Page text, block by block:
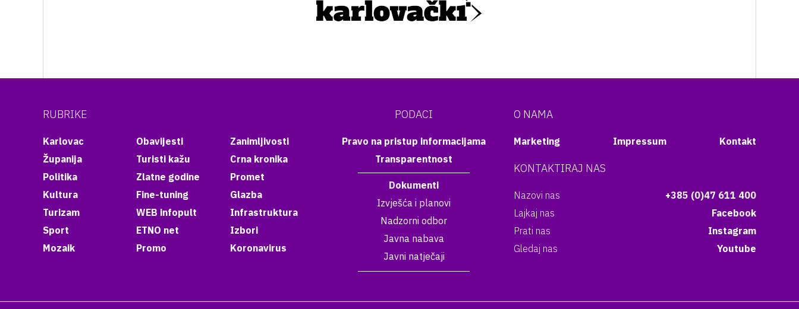
RUBRIKE
Karlovac
Županija
Politika
Kultura
Turizam
Sport
Mozaik
Obavijesti
Turisti kažu
Zlatne godine
Fine-tuning
WEB infopult
ETNO net
Promo
Zanimljivosti
Crna kronika
Promet
Glazba
Infrastruktura
Izbori
Koronavirus
PODACI
Pravo na pristup informacijama
Transparentnost
Dokumenti
Izvješća i planovi
Nadzorni odbor
Javna nabava
Javni natječaji
O NAMA
Marketing Impressum Kontakt
KONTAKTIRAJ NAS
Nazovi nas
+385 (0)47 611 400
Lajkaj nas
Facebook
Prati nas
Instagram
Gledaj nas
Youtube